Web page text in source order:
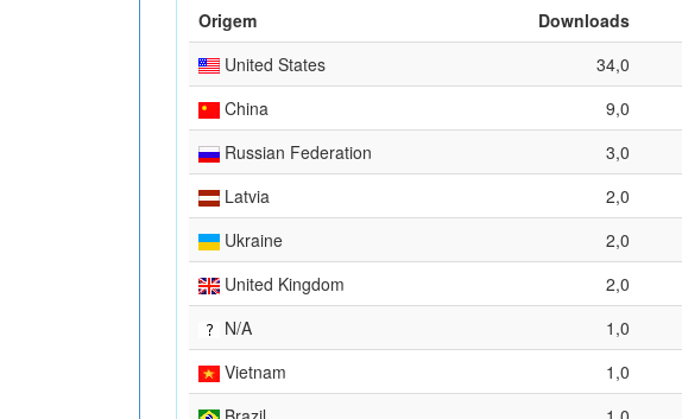
Origem Downloads
United States
34,0
China
9,0
Russian Federation
3,0
Latvia
2,0
Ukraine
2,0
United Kingdom
2,0
N/A
1,0
Vietnam
1,0